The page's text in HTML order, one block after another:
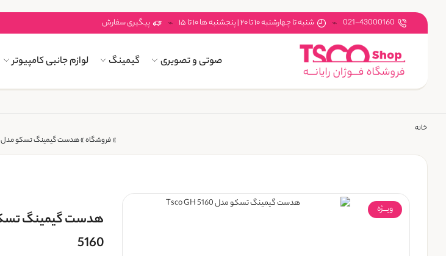
021-43000160 شنبه تا چهارشنبه ۱۰ تا ۲۰ | پنجشنبه ها ۱۰ تا ۱۵ پیگیری سفارش
صوتی و تصویری گیمینگ لوازم جانبی کامپیوتر
خانه
»فروشگاه»هدست گیمینگ تسکو مدل Tsco GH 5160
ویـــژه
5160